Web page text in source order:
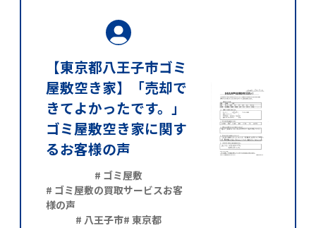
【東京都八王子市ゴミ
屋敷空き家】「売却で
きてよかったです。」
ゴミ屋敷空き家に関す
るお客様の声
# ゴミ屋敷
# ゴミ屋敷の買取サービスお客
様の声
# 八王子市# 東京都